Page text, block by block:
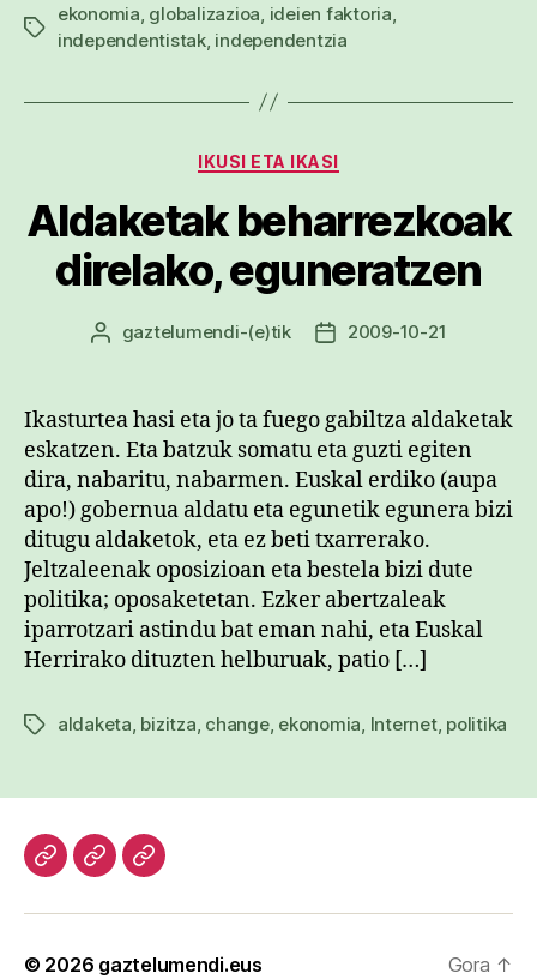
Etiketak
ekonomia, globalizazioa, ideien faktoria,
independentistak, independentzia
Kategoriak
IKUSI ETA IKASI
Aldaketak beharrezkoak
direlako, eguneratzen
Argitalpenaren
gaztelumendi-(e)tik
Argitalpenaren
2009-10-21
Ikasturtea hasi eta jo ta fuego gabiltza aldaketak
eskatzen. Eta batzuk somatu eta guzti egiten
dira, nabaritu, nabarmen. Euskal erdiko (aupa
apo!) gobernua aldatu eta egunetik egunera bizi
ditugu aldaketok, eta ez beti txarrerako.
Jeltzaleenak oposizioan eta bestela bizi dute
politika; oposaketetan. Ezker abertzaleak
iparrotzari astindu bat eman nahi, eta Euskal
Herrirako dituzten helburuak, patio […]
Etiketakaldaketa, bizitza, change, ekonomia, Internet, politika
HasieraKazetari
Patxi
© 2026 gaztelumendi.eus Gora ↑